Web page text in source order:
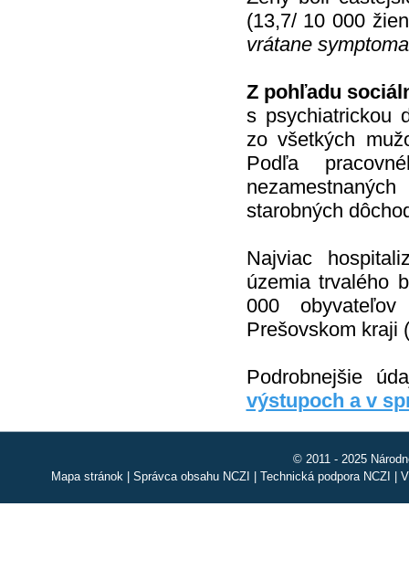
(13,7/ 10 000
vrátane
Z pohľadu
s psychiatrickou
zo všetkých
Podľa
starobných
Najviac
územia trvalého
000
Prešovskom kraji
Podrobnejšie
výstupoch a v
© 2011 - 2025
Mapa stránok| Správca obsahu NCZI Technická podpora NCZI